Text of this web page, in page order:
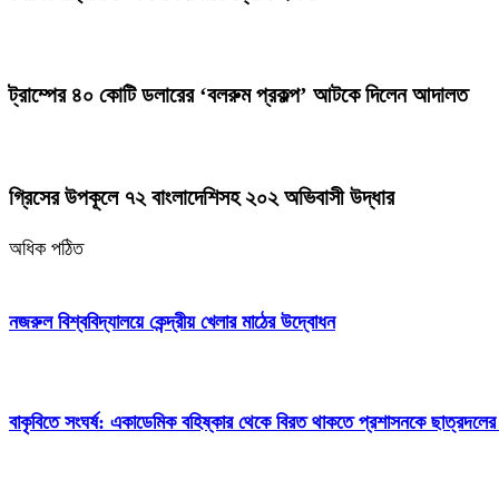
ট্রাম্পের ৪০ কোটি ডলারের ‘বলরুম প্রকল্প’ আটকে দিলেন আদালত
গ্রিসের উপকূলে ৭২ বাংলাদেশিসহ ২০২ অভিবাসী উদ্ধার
অধিক পঠিত
নজরুল বিশ্ববিদ্যালয়ে কেন্দ্রীয় খেলার মাঠের উদ্বোধন
বাকৃবিতে সংঘর্ষ: একাডেমিক বহিষ্কার থেকে বিরত থাকতে প্রশাসনকে